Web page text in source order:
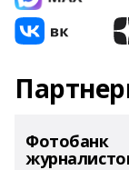
Фотобанк